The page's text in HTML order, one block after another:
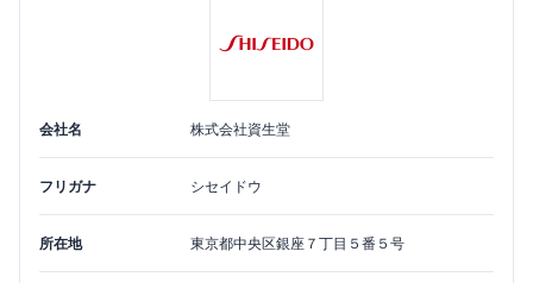
会社名 株式会社資生堂
フリガナ シセイドウ
所在地 東京都中央区銀座７丁目５番５号